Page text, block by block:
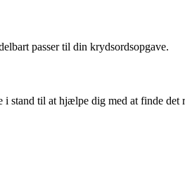
passer til din krydsordsopgave.
i stand til at hjælpe dig med at finde